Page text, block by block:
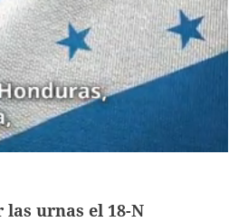
urnas el 18-N